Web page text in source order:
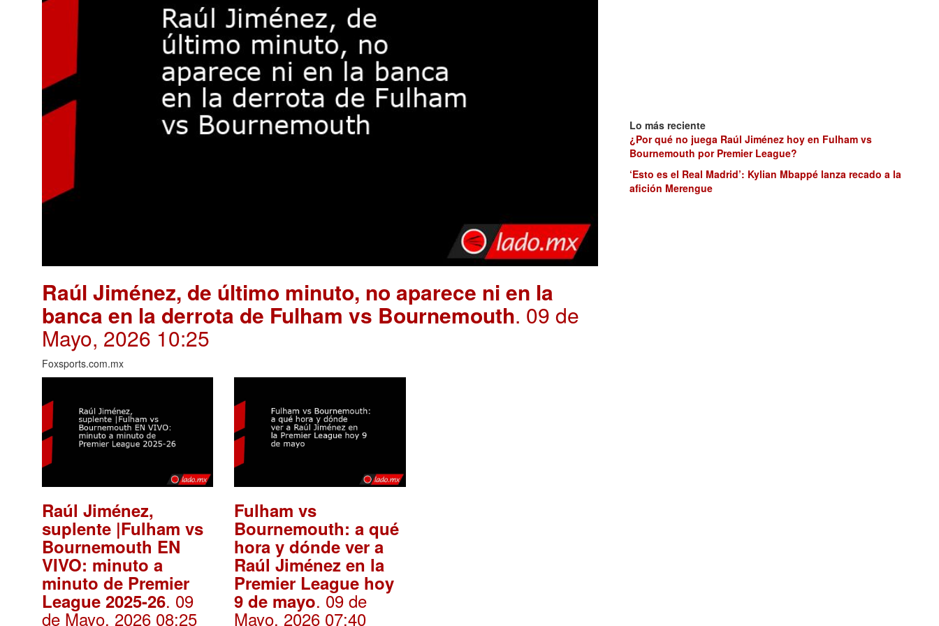
Raúl Jiménez, de último minuto, no aparece ni en la
banca en la derrota de Fulham vs Bournemouth. 09 de
Mayo, 2026 10:25
Foxsports.com.mx
Raúl Jiménez,
suplente |Fulham vs
Bournemouth EN
VIVO: minuto a
minuto de Premier
League 2025-26. 09
de Mayo, 2026 08:25
Fulham vs
Bournemouth: a qué
hora y dónde ver a
Raúl Jiménez en la
Premier League hoy
9 de mayo. 09 de
Mayo, 2026 07:40
Lo más reciente
¿Por qué no juega Raúl Jiménez hoy en Fulham vs
Bournemouth por Premier League?
‘Esto es el Real Madrid’: Kylian Mbappé lanza recado a la
afición Merengue